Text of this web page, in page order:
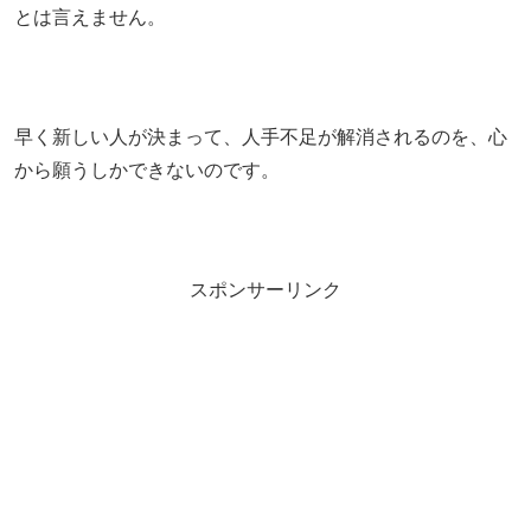
とは言えません。
早く新しい人が決まって、人手不足が解消されるのを、心
から願うしかできないのです。
スポンサーリンク